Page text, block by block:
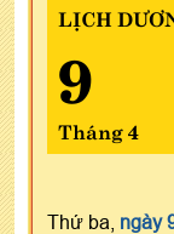
LỊCH
9
Tháng 4
Thứ ba, ngày